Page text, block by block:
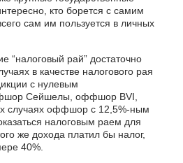
кто борется с самим
сам им пользуется в личных
“налоговый рай” достаточно
в качестве налогового рая
с нулевым
Сейшелы, оффшор BVI,
случаях оффшор с 12,5%-ным
налоговым раем для
же дохода платил бы налог,
40%.